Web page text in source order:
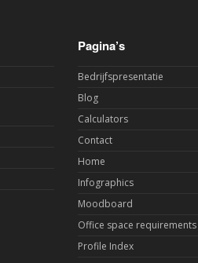
Pagina’s
Bedrijfspresentatie
Blog
Calculators
Contact
Home
Infographics
Moodboard
Office space requirements
Profile Index